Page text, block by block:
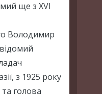
ще з XVI
Володимир
з 1925 року
голова